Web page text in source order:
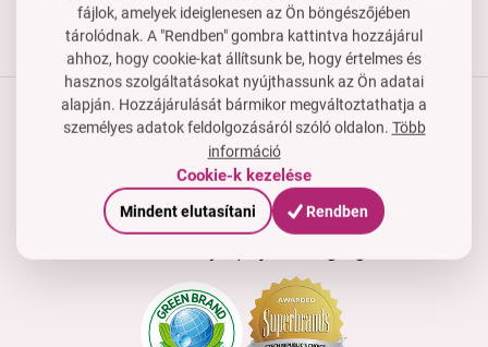
Termékek
Vásárlási útmutató
Cég
fájlok, amelyek ideiglenesen az Ön böngészőjében
tárolódnak. A "Rendben" gombra kattintva hozzájárul
ahhoz, hogy cookie-kat állítsunk be, hogy értelmes és
hasznos szolgáltatásokat nyújthassunk az Ön adatai
alapján. Hozzájárulását bármikor megváltoztathatja a
személyes adatok feldolgozásáról szóló oldalon. Több
információ
Cookie-k kezelése
Mindent elutasítani Rendben